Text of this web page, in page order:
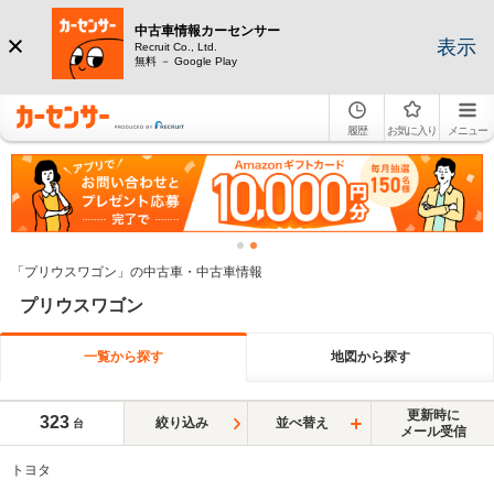
中古車情報カーセンサー
Recruit Co., Ltd.
無料 － Google Play
表示
履歴 お気に入り メニュー
「プリウスワゴン」の中古車・中古車情報
プリウスワゴン
一覧から探す 地図から探す
323 台 絞り込み 並べ替え
更新時に
メール受信
トヨタ